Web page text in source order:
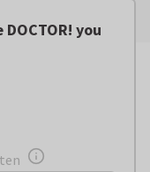
you